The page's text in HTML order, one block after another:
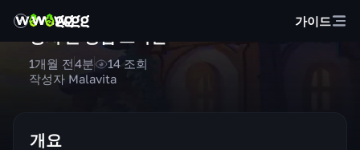
가이드
작성자 Malavita
1개월 전4분 14 조회
개요